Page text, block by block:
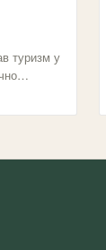
туризм у